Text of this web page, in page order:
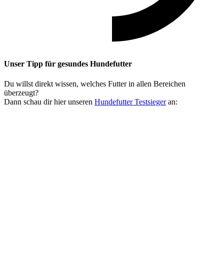
Unser Tipp für gesundes Hundefutter
Du willst direkt wissen, welches Futter in allen Bereichen
überzeugt?
Dann schau dir hier unseren Hundefutter Testsiegeran: